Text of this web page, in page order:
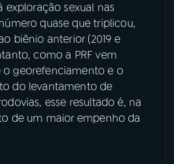
exploração sexual nas
quase que triplicou,
biênio anterior (2019 e
como a PRF vem
georefenciamento e o
do levantamento de
esse resultado é, na
de um maior empenho da